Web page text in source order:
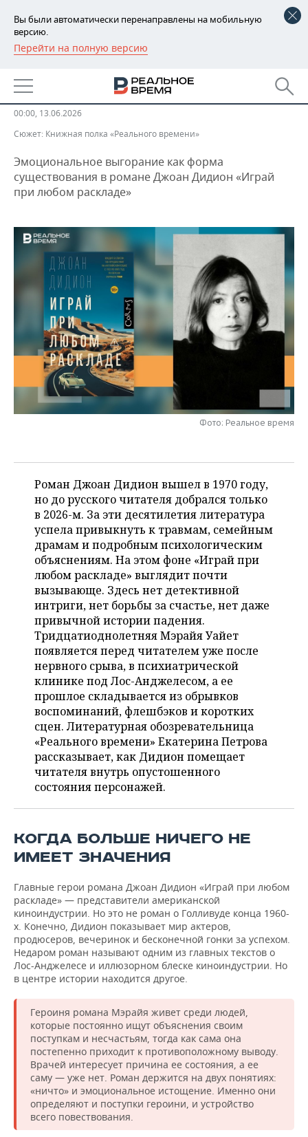
Вы были автоматически перенаправлены на мобильную
версию.
Перейти на полную версию
РЕГИОНЫ
БАШКОРТОСТАН
ТАТАРСТАН
НОВОСТИ
АНАЛИТИКА
ДЕКЛАРАЦИИ О ДОХОДАХ
ВУЗЫ ТАТАРСТАНА
КОМУ ПРИНАДЛЕЖАТ
ТОРГОВЫЕ ЦЕНТРЫ
ТАТАРСТАНА
НОВОСТИ ЭКОНОМИКИ
БАНКИ
БЮДЖЕТ
ИНВЕСТИЦИИ
ПРОМЫШЛЕННОСТЬ
АГРОПРОМ
МАШИНОСТРОЕНИЕ
НЕФТЕХИМИЯ
НЕФТЬ
ЭНЕРГЕТИКА
НОВОСТИ НЕДВИЖИМОСТИ
АВТО
НОВОСТИ АВТО
БИЗНЕС
НОВОСТИ БИЗНЕСА
РОЗНИЧНАЯ ТОРГОВЛЯ
ТРАНСПОРТ
УСЛУГИ
ТЕХНОЛОГИИ
НОВОСТИ ТЕХНОЛОГИЙ
МЕДИА
МЕРОПРИЯТИЯ
НОВОСТИ МЕРОПРИЯТИЙ
ВЫЕЗДНАЯ РЕДАКЦИЯ
ONLINE-КОНФЕРЕНЦИИ
ОТКРЫТАЯ ЛЕКЦИЯ
СПОРТ
НОВОСТИ СПОРТА
ХОККЕЙ
БАСКЕТБОЛ
КИБЕРСПОРТ
ФИГУРНОЕ КАТАНИЕ
ВОДНЫЕ ВИДЫ СПОРТА
ХОККЕЙ С МЯЧОМ
ОБЩЕСТВО
ВЛАСТЬ
ИНФРАСТРУКТУРА
КУЛЬТУРА
МЕДИЦИНА
ОБРАЗОВАНИЕ
ПРОИСШЕСТВИЯ
СЮЖЕТЫ
СПРАВОЧНИК
СПИСОК КОМПАНИЙ
ПОЛНАЯ ВЕРСИЯ
«Я знаю значение слова «ничто»
00:00, 13.06.2026
Сюжет: Книжная полка «Реального времени»
Эмоциональное выгорание как форма
существования в романе Джоан Дидион «Играй
при любом раскладе»
Фото: Реальное время
Роман Джоан Дидион вышел в 1970 году,
но до русского читателя добрался только
в 2026-м. За эти десятилетия литература
успела привыкнуть к травмам, семейным
драмам и подробным психологическим
объяснениям. На этом фоне «Играй при
любом раскладе» выглядит почти
вызывающе. Здесь нет детективной
интриги, нет борьбы за счастье, нет даже
привычной истории падения.
Тридцатиоднолетняя Мэрайя Уайет
появляется перед читателем уже после
нервного срыва, в психиатрической
клинике под Лос-Анджелесом, а ее
прошлое складывается из обрывков
воспоминаний, флешбэков и коротких
сцен. Литературная обозревательница
«Реального времени» Екатерина Петрова
рассказывает, как Дидион помещает
читателя внутрь опустошенного
состояния персонажей.
КОГДА БОЛЬШЕ НИЧЕГО НЕ
ИМЕЕТ ЗНАЧЕНИЯ
Главные герои романа Джоан Дидион «Играй при любом
раскладе» — представители американской
киноиндустрии. Но это не роман о Голливуде конца 1960-
х. Конечно, Дидион показывает мир актеров,
продюсеров, вечеринок и бесконечной гонки за успехом.
Недаром роман называют одним из главных текстов о
Лос-Анджелесе и иллюзорном блеске киноиндустрии. Но
в центре истории находится другое.
Героиня романа Мэрайя живет среди людей,
которые постоянно ищут объяснения своим
поступкам и несчастьям, тогда как сама она
постепенно приходит к противоположному выводу.
Врачей интересует причина ее состояния, а ее
саму — уже нет. Роман держится на двух понятиях:
«ничто» и эмоциональное истощение. Именно они
определяют и поступки героини, и устройство
всего повествования.